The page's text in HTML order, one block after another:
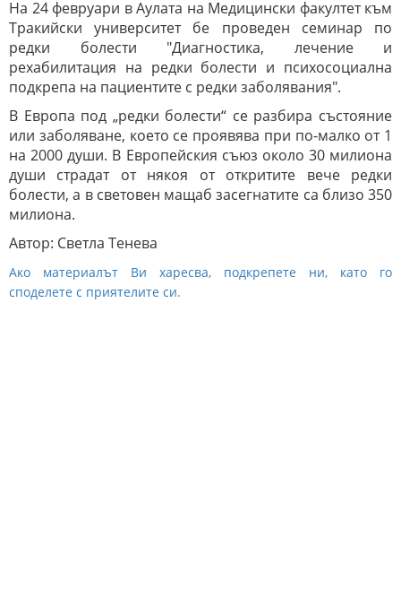
На 24 февруари в Аулата на Медицински факултет към
Тракийски университет бе проведен семинар по
редки болести "Диагностика, лечение и
рехабилитация на редки болести и психосоциална
подкрепа на пациентите с редки заболявания".
В Европа под „редки болести“ се разбира състояние
или заболяване, което се проявява при по-малко от 1
на 2000 души. В Европейския съюз около 30 милиона
души страдат от някоя от откритите вече редки
болести, а в световен мащаб засегнатите са близо 350
милиона.
Автор: Светла Тенева
Ако материалът Ви харесва, подкрепете ни, като го
споделете с приятелите си.